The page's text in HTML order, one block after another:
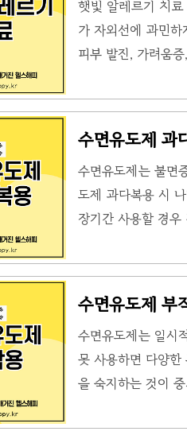
주요 원인입니다.
들이 공기 중에 떠
니다.이..
햇빛 알레르기 치
가 자외선에 과민
피부 발진, 가려움
방법햇빛 알레르기
보호 장비 착용긴
후 4시 사이 야외
품 사용 주의 2. 증
수면유도제 과
수면유도제는 불면
도제 과다복용 시
장기간 사용할 경
제 과다복용 시 나
니다. 1. 몽롱한 상
에서 깬 후에도 정
지장을 줄 수 있으
수면유도제 부
수면유도제는 일시
못 사용하면 다양
을 숙지하는 것이
정보를 정리해 보